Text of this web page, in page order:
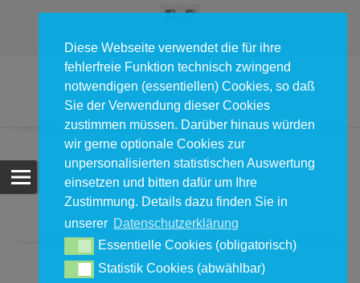
Diese Webseite verwendet die für ihre
fehlerfreie Funktion technisch zwingend
notwendigen (essentiellen) Cookies, so daß
Sie der Verwendung dieser Cookies
zustimmen müssen. Darüber hinaus würden
wir gerne optionale Cookies zur
unpersonalisierten statistischen Auswertung
einsetzen und bitten dafür um Ihre
Zustimmung. Details dazu finden Sie in
unserer Datenschutzerklärung
Essentielle Cookies (obligatorisch)
Statistik Cookies (abwählbar)
+49 (0)7472-1866 maisch@radtrikot.de